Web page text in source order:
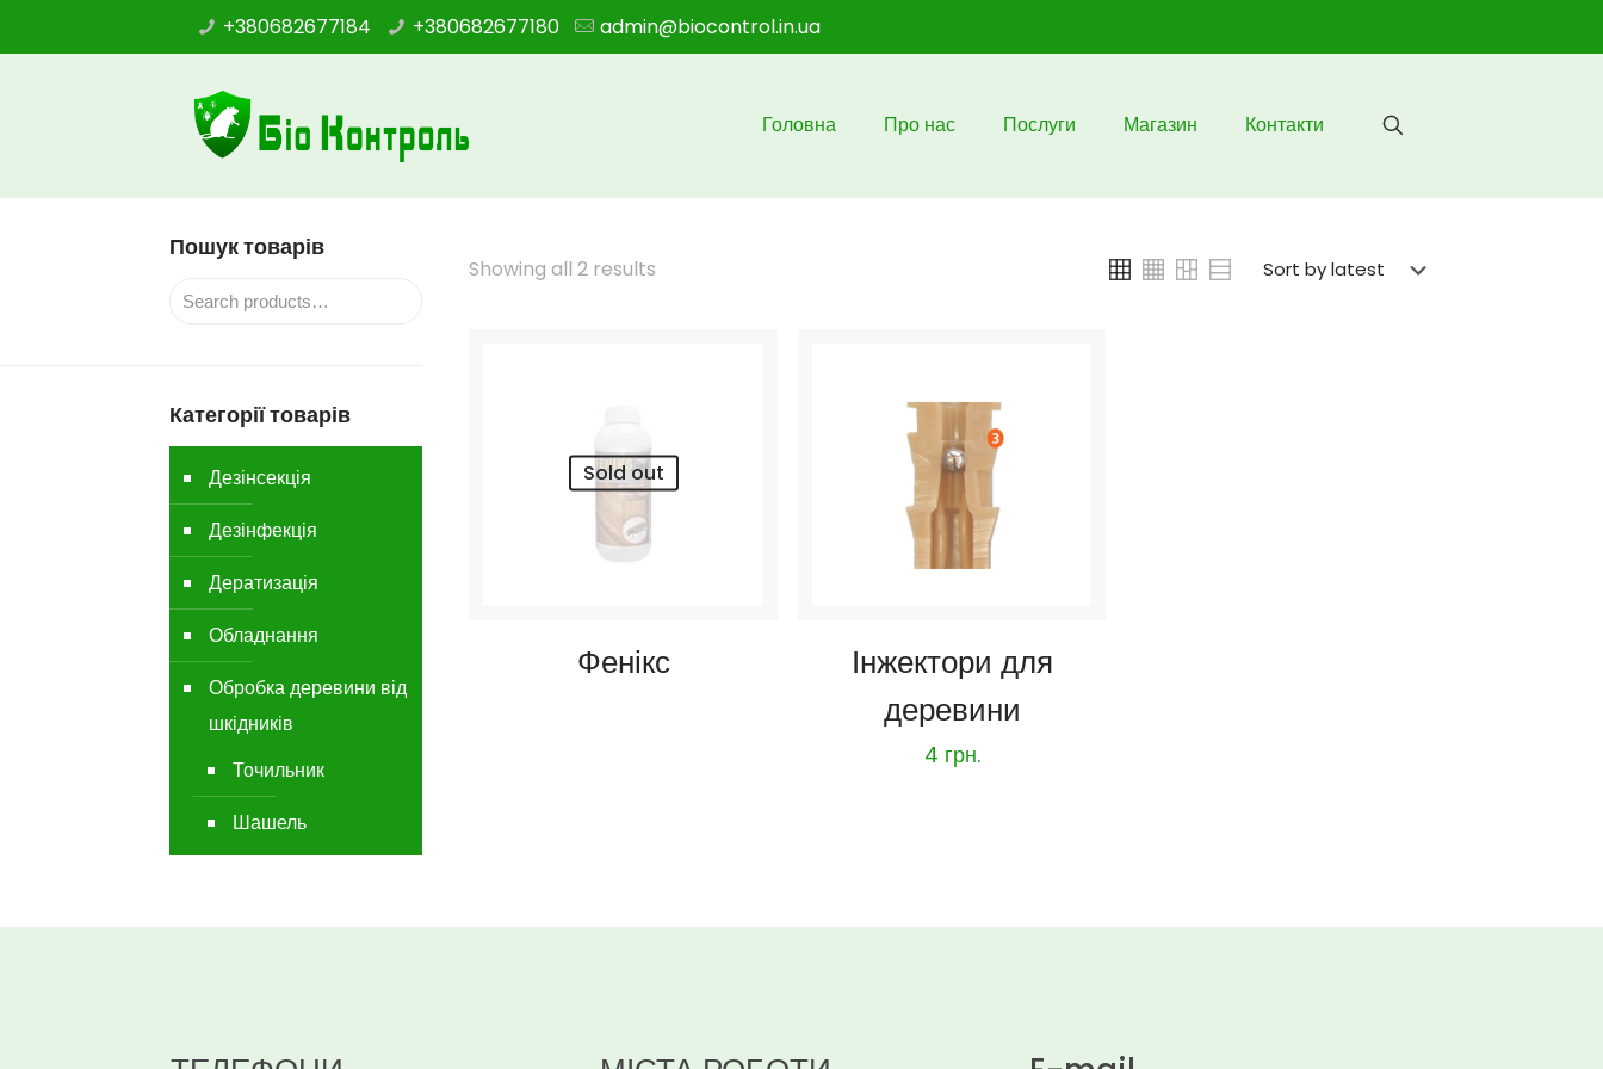
+380682677184 +380682677180 admin@biocontrol.in.ua
Головна Про нас Послуги Магазин Контакти
Showing all 2 results
Sold out
Фенікс
Інжектори для
деревини
4 грн.
Пошук товарів
Категорії товарів
Дезінсекція
Дезінфекція
Дератизація
Обладнання
Обробка деревини від
шкідників
Точильник
Шашель